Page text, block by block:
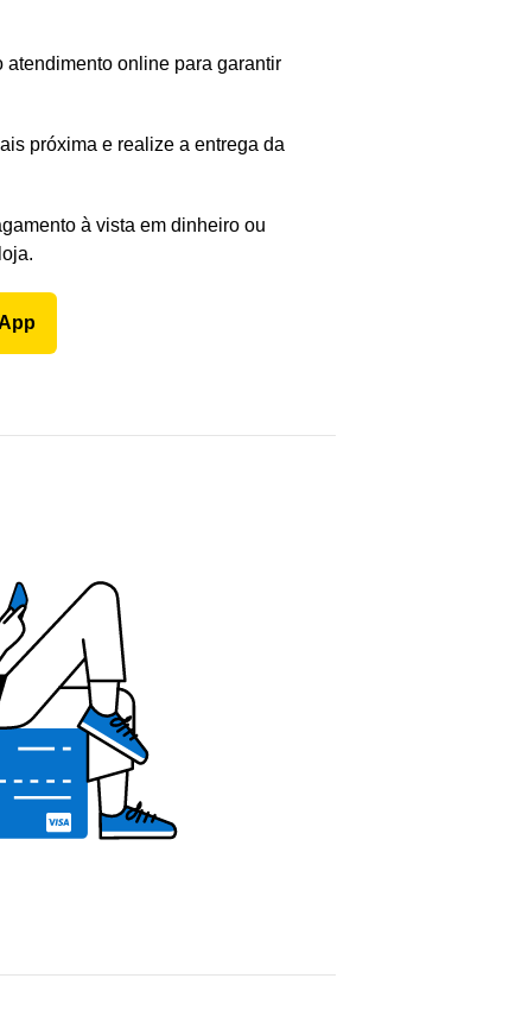
atendimento online para garantir
próxima e realize a entrega da
à vista em dinheiro ou